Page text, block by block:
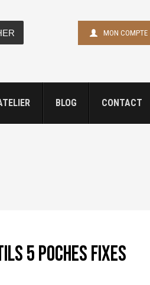
MON COMPTE
BLOG CONTACT
5 poches fixes